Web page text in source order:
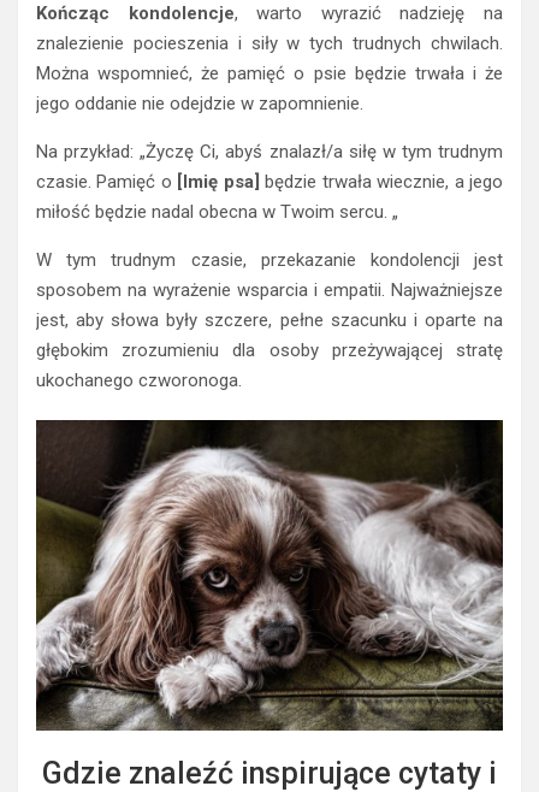
Kończąc kondolencje, warto wyrazić nadzieję na
znalezienie pocieszenia i siły w tych trudnych chwilach.
Można wspomnieć, że pamięć o psie będzie trwała i że
jego oddanie nie odejdzie w zapomnienie.
Na przykład: „Życzę Ci, abyś znalazł/a siłę w tym trudnym
czasie. Pamięć o [Imię psa] będzie trwała wiecznie, a jego
miłość będzie nadal obecna w Twoim sercu. „
W tym trudnym czasie, przekazanie kondolencji jest
sposobem na wyrażenie wsparcia i empatii. Najważniejsze
jest, aby słowa były szczere, pełne szacunku i oparte na
głębokim zrozumieniu dla osoby przeżywającej stratę
ukochanego czworonoga.
Gdzie znaleźć inspirujące cytaty i